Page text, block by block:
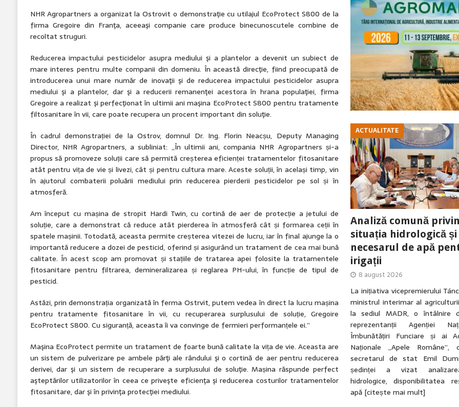
NHR Agropartners a organizat la Ostrovit o demonstraţie cu utilajul EcoProtect S800 de la
firma Gregoire din Franţa, aceeaşi companie care produce binecunoscutele combine de
recoltat struguri.
Reducerea impactului pesticidelor asupra mediului şi a plantelor a devenit un subiect de
mare interes pentru multe companii din domeniu. În această direcţie, fiind preocupată de
introducerea unui mare număr de inovaţii şi de reducerea impactului pesticidelor asupra
mediului şi a plantelor, dar şi a reducerii remanenţei acestora în hrana populaţiei, firma
Gregoire a realizat şi perfecţionat în ultimii ani maşina EcoProtect S800 pentru tratamente
filtosanitare în vii, care poate recupera un procent important din soluţie.
În cadrul demonstrației de la Ostrov, domnul Dr. Ing. Florin Neacșu, Deputy Managing
Director, NHR Agropartners, a subliniat: „În ultimii ani, compania NHR Agropartners și-a
propus să promoveze soluții care să permită creșterea eficienței tratamentelor fitosanitare
atât pentru vița de vie și livezi, cât și pentru cultura mare. Aceste soluții, în același timp, vin
în ajutorul combaterii poluării mediului prin reducerea pierderii pesticidelor pe sol și în
atmosferă.
Am început cu mașina de stropit Hardi Twin, cu cortină de aer de protecție a jetului de
soluție, care a demonstrat că reduce atât pierderea în atmosferă cât și formarea ceții în
spatele mașinii. Totodată, aceasta permite creșterea vitezei de lucru, iar în final ajunge la o
importantă reducere a dozei de pesticid, oferind și asigurând un tratament de cea mai bună
calitate. În acest scop am promovat și stațiile de tratarea apei folosite la tratamentele
fitosanitare pentru filtrarea, demineralizarea și reglarea PH-ului, în funcție de tipul de
pesticid.
Astăzi, prin demonstrația organizată în ferma Ostrvit, putem vedea în direct la lucru mașina
pentru tratamente fitosanitare în vii, cu recuperarea surplusului de soluție, Gregoire
EcoProtect S800. Cu siguranță, aceasta îi va convinge de fermieri performanțele ei.”
Maşina EcoProtect permite un tratament de foarte bună calitate la vița de vie. Aceasta are
un sistem de pulverizare pe ambele părţi ale rândului şi o cortină de aer pentru reducerea
derivei, dar şi un sistem de recuperare a surplusului de soluţie. Mașina răspunde perfect
aşteptărilor utilizatorilor în ceea ce priveşte eficienţa şi reducerea costurilor tratamentelor
fitosanitare, dar şi în privinţa protecţiei mediului.
ACTUALITATE
Analiză comună
situația hidrologică și
necesarul de apă
irigații
8 august 2026
La inițiativa vicepremierului
ministrul interimar al
la sediul MADR, o întâlnire
reprezentanții Agenției
Îmbunătățiri Funciare și ai
Naționale „Apele Române”,
secretarul de stat Emil
ședinței a vizat
hidrologice, disponibilitatea
apă [citește mai mult]